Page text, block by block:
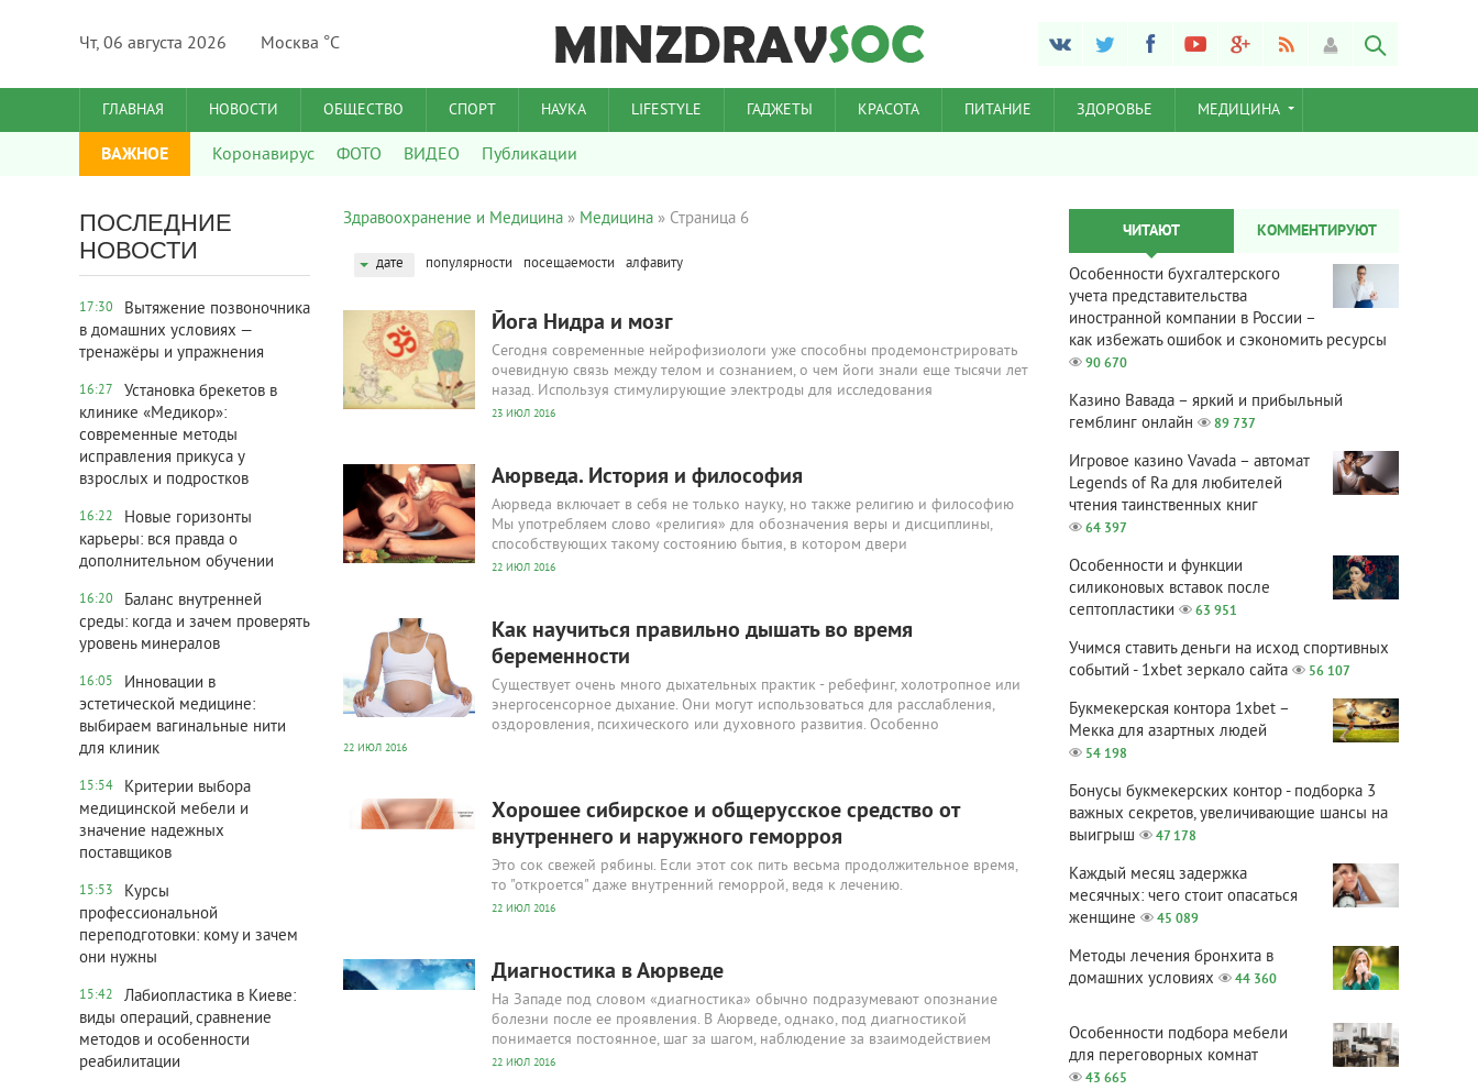
Чт, 06 августа 2026 Москва °C
ГЛАВНАЯ НОВОСТИ ОБЩЕСТВО СПОРТ НАУКА LIFESTYLE ГАДЖЕТЫ КРАСОТА ПИТАНИЕ ЗДОРОВЬЕ МЕДИЦИНА
ВАЖНОЕ Коронавирус ФОТО ВИДЕО Публикации
ПОСЛЕДНИЕ
НОВОСТИ
17:30
Вытяжение позвоночника
в домашних условиях —
тренажёры и упражнения
16:27
Установка брекетов в
клинике «Медикор»:
современные методы
исправления прикуса у
взрослых и подростков
16:22
Новые горизонты
карьеры: вся правда о
дополнительном обучении
16:20
Баланс внутренней
среды: когда и зачем проверять
уровень минералов
16:05
Инновации в
эстетической медицине:
выбираем вагинальные нити
для клиник
15:54
Критерии выбора
медицинской мебели и
значение надежных
поставщиков
15:53
Курсы
профессиональной
переподготовки: кому и зачем
они нужны
15:42
Лабиопластика в Киеве:
виды операций, сравнение
методов и особенности
реабилитации
Здравоохранение и Медицина » Медицина » Страница 6
дате популярности посещаемости алфавиту
Йога Нидра и мозг
Сегодня современные нейрофизиологи уже способны продемонстрировать
очевидную связь между телом и сознанием, о чем йоги знали еще тысячи лет
назад. Используя стимулирующие электроды для исследования
23 ИЮЛ 2016
Аюрведа. История и философия
Аюрведа включает в себя не только науку, но также религию и философию
Мы употребляем слово «религия» для обозначения веры и дисциплины,
способствующих такому состоянию бытия, в котором двери
22 ИЮЛ 2016
Как научиться правильно дышать во время
беременности
Существует очень много дыхательных практик - ребефинг, холотропное или
энергосенсорное дыхание. Они могут использоваться для расслабления,
оздоровления, психического или духовного развития. Особенно
22 ИЮЛ 2016
Хорошее сибирское и общерусское средство от
внутреннего и наружного геморроя
Это сок свежей рябины. Если этот сок пить весьма продолжительное время,
то "откроется" даже внутренний геморрой, ведя к лечению.
22 ИЮЛ 2016
Диагностика в Аюрведе
На Западе под словом «диагностика» обычно подразумевают опознание
болезни после ее проявления. В Аюрведе, однако, под диагностикой
понимается постоянное, шаг за шагом, наблюдение за взаимодействием
22 ИЮЛ 2016
ЧИТАЮТ КОММЕНТИРУЮТ
Особенности бухгалтерского
учета представительства
иностранной компании в России –
как избежать ошибок и сэкономить ресурсы
90 670
Казино Вавада – яркий и прибыльный
гемблинг онлайн
89 737
Игровое казино Vavada – автомат
Legends of Ra для любителей
чтения таинственных книг
64 397
Особенности и функции
силиконовых вставок после
септопластики
63 951
Учимся ставить деньги на исход спортивных
событий - 1xbet зеркало сайта
56 107
Букмекерская контора 1xbet –
Мекка для азартных людей
54 198
Бонусы букмекерских контор - подборка 3
важных секретов, увеличивающие шансы на
выигрыш
47 178
Каждый месяц задержка
месячных: чего стоит опасаться
женщине
45 089
Методы лечения бронхита в
домашних условиях
44 360
Особенности подбора мебели
для переговорных комнат
43 665